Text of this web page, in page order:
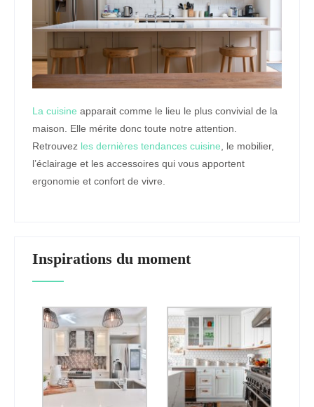
La cuisine apparait comme le lieu le plus convivial de la
maison. Elle mérite donc toute notre attention.
Retrouvez les dernières tendances cuisine, le mobilier,
l’éclairage et les accessoires qui vous apportent
ergonomie et confort de vivre.
Inspirations du moment